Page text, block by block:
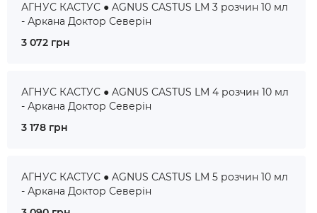
АГНУС КАСТУС ● AGNUS CASTUS LM 3 розчин 10 мл
- Аркана Доктор Северін
3 072 грн
АГНУС КАСТУС ● AGNUS CASTUS LM 4 розчин 10 мл
- Аркана Доктор Северін
3 178 грн
АГНУС КАСТУС ● AGNUS CASTUS LM 5 розчин 10 мл
- Аркана Доктор Северін